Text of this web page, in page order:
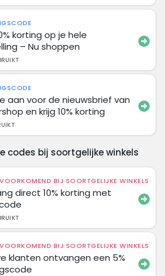
korting op je hele
– Nu shoppen
aan voor de nieuwsbrief van
en krijg 10% korting
codes bij soortgelijke winkels
BIJ SOORTGELIJKE WINKELS
direct 10% korting met
BIJ SOORTGELIJKE WINKELS
klanten ontvangen een 5%